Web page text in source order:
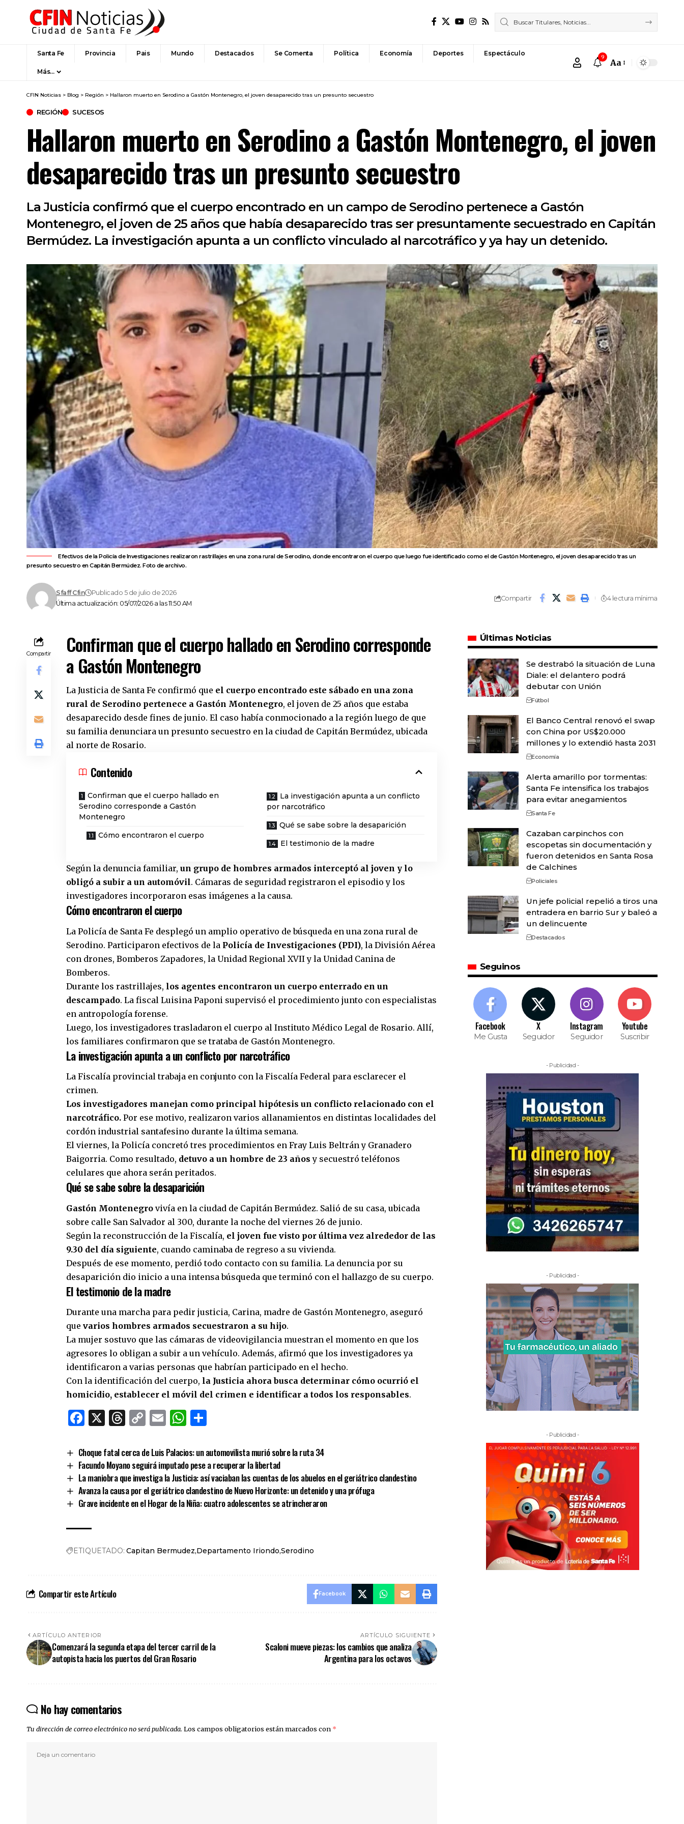
Santa Fe Provincia Pais Mundo Destacados Se Comenta Política Economía Deportes Espectáculo
Más…
9
Font
Aa
CFIN Noticias > Blog > Región > Hallaron muerto en Serodino a Gastón Montenegro, el joven desaparecido tras un presunto secuestro
REGIÓN SUCESOS
Hallaron muerto en Serodino a Gastón Montenegro, el joven
desaparecido tras un presunto secuestro
La Justicia confirmó que el cuerpo encontrado en un campo de Serodino pertenece a Gastón
Montenegro, el joven de 25 años que había desaparecido tras ser presuntamente secuestrado en Capitán
Bermúdez. La investigación apunta a un conflicto vinculado al narcotráfico y ya hay un detenido.
Efectivos de la Policía de Investigaciones realizaron rastrillajes en una zona rural de Serodino, donde encontraron el cuerpo que luego fue identificado como el de Gastón Montenegro, el joven desaparecido tras un
presunto secuestro en Capitán Bermúdez. Foto de archivo.
Última actualización: 05/07/2026 a las 11:50 AM
Sfaff Cfin Publicado 5 de julio de 2026
Compartir 4 lectura mínima
Compartir
Confirman que el cuerpo hallado en Serodino corresponde
a Gastón Montenegro
La Justicia de Santa Fe confirmó que el cuerpo encontrado este sábado en una zona
rural de Serodino pertenece a Gastón Montenegro, el joven de 25 años que estaba
desaparecido desde fines de junio. El caso había conmocionado a la región luego de que
su familia denunciara un presunto secuestro en la ciudad de Capitán Bermúdez, ubicada
al norte de Rosario.
Contenido
Confirman que el cuerpo hallado en
Serodino corresponde a Gastón
Montenegro
Cómo encontraron el cuerpo
La investigación apunta a un conflicto
por narcotráfico
Qué se sabe sobre la desaparición
El testimonio de la madre
Según la denuncia familiar, un grupo de hombres armados interceptó al joven y lo
obligó a subir a un automóvil. Cámaras de seguridad registraron el episodio y los
investigadores incorporaron esas imágenes a la causa.
Cómo encontraron el cuerpo
La Policía de Santa Fe desplegó un amplio operativo de búsqueda en una zona rural de
Serodino. Participaron efectivos de la Policía de Investigaciones (PDI), la División Aérea
con drones, Bomberos Zapadores, la Unidad Regional XVII y la Unidad Canina de
Bomberos.
Durante los rastrillajes, los agentes encontraron un cuerpo enterrado en un
descampado. La fiscal Luisina Paponi supervisó el procedimiento junto con especialistas
en antropología forense.
Luego, los investigadores trasladaron el cuerpo al Instituto Médico Legal de Rosario. Allí,
los familiares confirmaron que se trataba de Gastón Montenegro.
La investigación apunta a un conflicto por narcotráfico
La Fiscalía provincial trabaja en conjunto con la Fiscalía Federal para esclarecer el
crimen.
Los investigadores manejan como principal hipótesis un conflicto relacionado con el
narcotráfico. Por ese motivo, realizaron varios allanamientos en distintas localidades del
cordón industrial santafesino durante la última semana.
El viernes, la Policía concretó tres procedimientos en Fray Luis Beltrán y Granadero
Baigorria. Como resultado, detuvo a un hombre de 23 años y secuestró teléfonos
celulares que ahora serán peritados.
Qué se sabe sobre la desaparición
Gastón Montenegro vivía en la ciudad de Capitán Bermúdez. Salió de su casa, ubicada
sobre calle San Salvador al 300, durante la noche del viernes 26 de junio.
Según la reconstrucción de la Fiscalía, el joven fue visto por última vez alrededor de las
9.30 del día siguiente, cuando caminaba de regreso a su vivienda.
Después de ese momento, perdió todo contacto con su familia. La denuncia por su
desaparición dio inicio a una intensa búsqueda que terminó con el hallazgo de su cuerpo.
El testimonio de la madre
Durante una marcha para pedir justicia, Carina, madre de Gastón Montenegro, aseguró
que varios hombres armados secuestraron a su hijo.
La mujer sostuvo que las cámaras de videovigilancia muestran el momento en que los
agresores lo obligan a subir a un vehículo. Además, afirmó que los investigadores ya
identificaron a varias personas que habrían participado en el hecho.
Con la identificación del cuerpo, la Justicia ahora busca determinar cómo ocurrió el
homicidio, establecer el móvil del crimen e identificar a todos los responsables.
Facebook
X Threads
CopyEmailWhatsApp
Choque fatal cerca de Luis Palacios: un automovilista murió sobre la ruta 34
Facundo Moyano seguirá imputado pese a recuperar la libertad
La maniobra que investiga la Justicia: así vaciaban las cuentas de los abuelos en el geriátrico clandestino
Avanza la causa por el geriátrico clandestino de Nuevo Horizonte: un detenido y una prófuga
Grave incidente en el Hogar de la Niña: cuatro adolescentes se atrincheraron
ETIQUETADO: Capitan Bermudez Departamento Iriondo Serodino
Compartir este Artículo Facebook
ARTÍCULO ANTERIOR
Comenzará la segunda etapa del tercer carril de la
autopista hacia los puertos del Gran Rosario
ARTÍCULO SIGUIENTE
Scaloni mueve piezas: los cambios que analiza
Argentina para los octavos
No hay comentarios
Tu dirección de correo electrónico no será publicada. Los campos obligatorios están marcados con *
Últimas Noticias
Se destrabó la situación de Luna
Diale: el delantero podrá
debutar con Unión
Fútbol
El Banco Central renovó el swap
con China por US$20.000
millones y lo extendió hasta 2031
Economía
Alerta amarillo por tormentas:
Santa Fe intensifica los trabajos
para evitar anegamientos
Santa Fe
Cazaban carpinchos con
escopetas sin documentación y
fueron detenidos en Santa Rosa
de Calchines
Policiales
Un jefe policial repelió a tiros una
entradera en barrio Sur y baleó a
un delincuente
Destacados
Seguinos
Facebook
Me Gusta
X
Seguidor
Instagram
Seguidor
Youtube
Suscribir
- Publicidad -
- Publicidad -
- Publicidad -